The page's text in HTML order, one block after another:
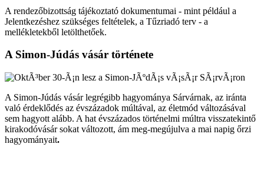
A rendezőbizottság tájékoztató dokumentumai - mint például a
Jelentkezéshez szükséges feltételek, a Tűzriadó terv - a
mellékletekből letölthetőek.
A Simon-Júdás vásár története
A Simon-Júdás vásár legrégibb hagyománya Sárvárnak, az iránta
való érdeklődés az évszázadok múltával, az életmód változásával
sem hagyott alább. A hat évszázados történelmi múltra visszatekintő
kirakodóvásár sokat változott, ám meg-megújulva a mai napig őrzi
hagyományait.